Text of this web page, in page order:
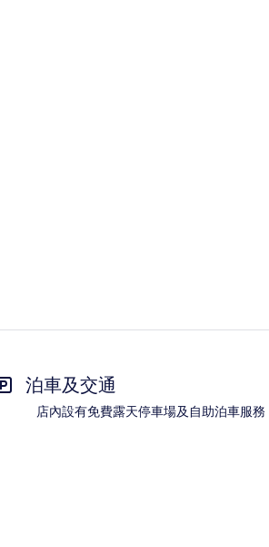
泊車及交通
店內設有免費露天停車場及自助泊車服務